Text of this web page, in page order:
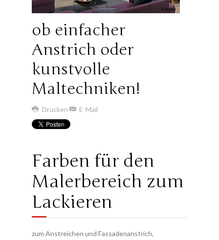
ob einfacher
Anstrich oder
kunstvolle
Maltechniken!
Drucken E-Mail
Farben für den
Malerbereich zum
Lackieren
zum Anstreichen und Fassadenanstrich,